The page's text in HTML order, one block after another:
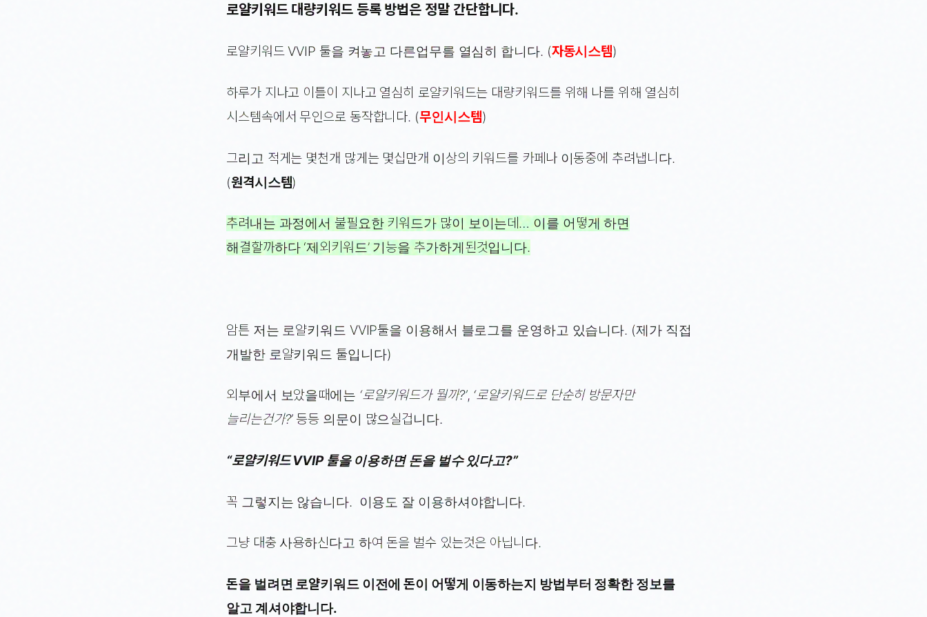
로얄키워드 대량키워드 등록 방법은 정말 간단합니다.
로얄키워드 VVIP 툴을 켜놓고 다른업무를 열심히 합니다. (자동시스템)
하루가 지나고 이틀이 지나고 열심히 로얄키워드는 대량키워드를 위해 나를 위해 열심히
시스템속에서 무인으로 동작합니다. (무인시스템)
그리고 적게는 몇천개 많게는 몇십만개 이상의 키워드를 카페나 이동중에 추려냅니다.
(원격시스템)
추려내는 과정에서 불필요한 키워드가 많이 보이는데… 이를 어떻게 하면
해결할까하다 ‘제외키워드’ 기능을 추가하게된것입니다.
암튼 저는 로얄키워드 VVIP툴을 이용해서 블로그를 운영하고 있습니다. (제가 직접
개발한 로얄키워드 툴입니다)
외부에서 보았을때에는 ‘로얄키워드가 뭘까?’, ‘로얄키워드로 단순히 방문자만
늘리는건가?’등등 의문이 많으실겁니다.
“로얄키워드 VVIP 툴을 이용하면 돈을 벌수 있다고?”
꼭 그렇지는 않습니다. 이용도 잘 이용하셔야합니다.
그냥 대충 사용하신다고 하여 돈을 벌수 있는것은 아닙니다.
돈을 벌려면 로얄키워드 이전에 돈이 어떻게 이동하는지 방법부터 정확한 정보를
알고 계셔야합니다.